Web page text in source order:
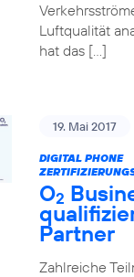
Luftqualität
hat das […]
19. Mai 2017
DIGITAL PHONE
O2
Partner
Zahlreiche